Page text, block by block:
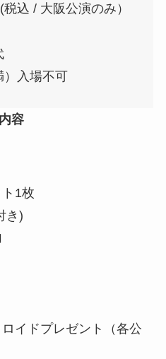
込 / 大阪公演のみ）
入場不可
容
1枚
き)
イドプレゼント（各公